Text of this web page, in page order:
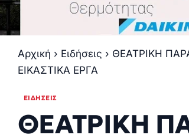
Αρχική › Ειδήσεις › ΘΕΑΤΡΙΚΗ
ΕΙΚΑΣΤΙΚΑ ΕΡΓΑ
ΕΙΔΉΣΕΙΣ
ΘΕΑΤΡΙΚΗ